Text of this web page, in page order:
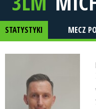
STATYSTYKI MECZ